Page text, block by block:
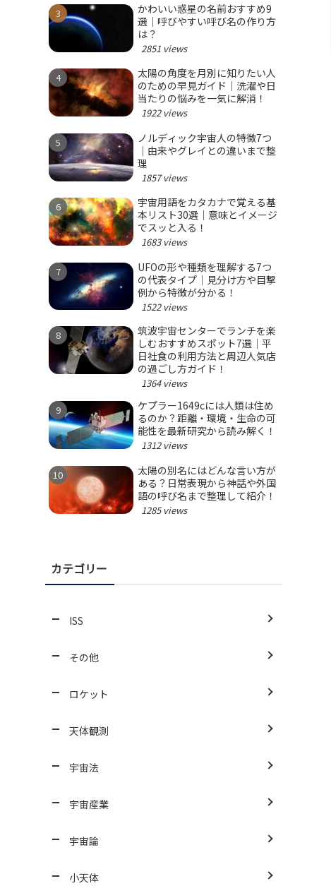
かわいい惑星の名前おすすめ9
選｜呼びやすい呼び名の作り方
は？
2851 views
太陽の角度を月別に知りたい人
のための早見ガイド｜洗濯や日
当たりの悩みを一気に解消！
1922 views
ノルディック宇宙人の特徴7つ
｜由来やグレイとの違いまで整
理
1857 views
宇宙用語をカタカナで覚える基
本リスト30選｜意味とイメージ
でスッと入る！
1683 views
UFOの形や種類を理解する7つ
の代表タイプ｜見分け方や目撃
例から特徴が分かる！
1522 views
筑波宇宙センターでランチを楽
しむおすすめスポット7選｜平
日社食の利用方法と周辺人気店
の過ごし方ガイド！
1364 views
ケプラー1649cには人類は住め
るのか？距離・環境・生命の可
能性を最新研究から読み解く！
1312 views
太陽の別名にはどんな言い方が
ある？日常表現から神話や外国
語の呼び名まで整理して紹介！
1285 views
カテゴリー
ISS
その他
ロケット
天体観測
宇宙法
宇宙産業
宇宙論
小天体